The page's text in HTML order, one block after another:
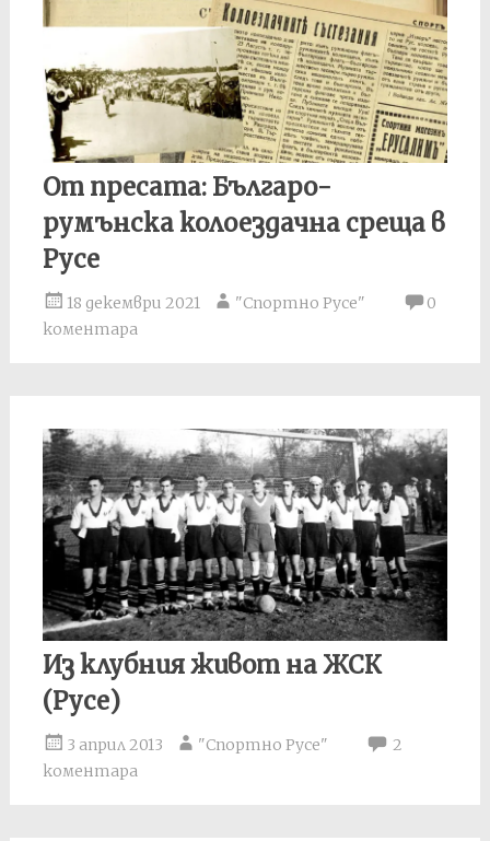
От пресата: Българо-
румънска колоездачна среща в
Русе
18 декември 2021 "Спортно Русе"
0
коментара
Из клубния живот на ЖСК
(Русе)
3 април 2013 "Спортно Русе"
2
коментара